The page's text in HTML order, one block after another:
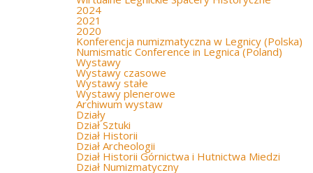
2024
2021
2020
Konferencja numizmatyczna w Legnicy (Polska)
Numismatic Conference in Legnica (Poland)
Wystawy
Wystawy czasowe
Wystawy stałe
Wystawy plenerowe
Archiwum wystaw
Działy
Dział Sztuki
Dział Historii
Dział Archeologii
Dział Historii Górnictwa i Hutnictwa Miedzi
Dział Numizmatyczny